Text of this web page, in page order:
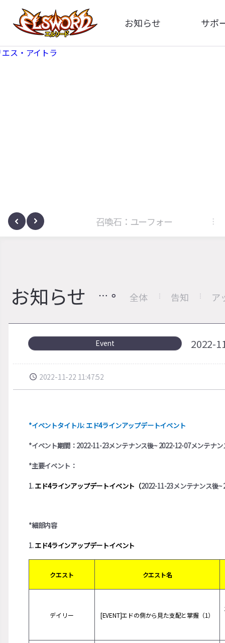
お知らせ
全体
サポ
サノヴァ 召喚石：ユーフォー
お知らせ 全体 告知 ア
Event 2022-
2022-11-22 11:47:52
*イベントタイトル: エド4ラインアップデートイベント
*イベント期間：2022-11-23メンテナンス後~ 2022-12-07メンテナン
*主要イベント：
1.エド4ラインアップデートイベント（2022-11-23メンテナンス後
*細部内容
1.エド4ラインアップデートイベント
クエスト クエスト名
デイリー [EVENT]エドの側から見た支配と掌握（1）